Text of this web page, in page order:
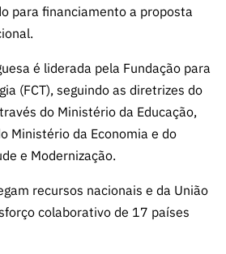
públicas
Interesse
serviços
digitais da
Canais de
Denúncia
para financiamento a proposta
é liderada pela Fundação para
(FCT), seguindo as diretrizes do
do Ministério da Educação,
Ministério da Economia e do
e Modernização.
recursos nacionais e da União
colaborativo de 17 países